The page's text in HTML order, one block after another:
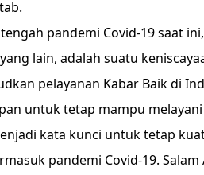
pandemi Covid-19 saat
lain, adalah suatu
pelayanan Kabar Baik di
untuk tetap mampu
kata kunci untuk tetap
pandemi Covid-19.